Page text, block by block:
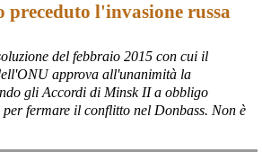
piano B per Taranto dopo la chiusura
preceduto l'invasione russa
del febbraio 2015 con cui il
approva all'unanimità la
gli Accordi di Minsk II a obbligo
fermare il conflitto nel Donbass. Non è